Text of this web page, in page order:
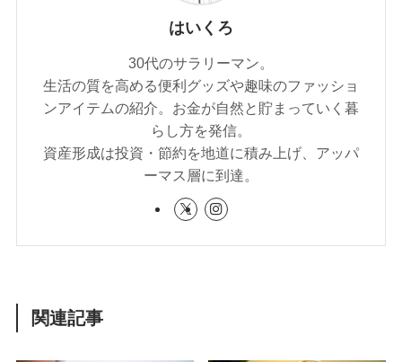
はいくろ
30代のサラリーマン。
生活の質を高める便利グッズや趣味のファッショ
ンアイテムの紹介。お金が自然と貯まっていく暮
らし方を発信。
資産形成は投資・節約を地道に積み上げ、アッパ
ーマス層に到達。
関連記事